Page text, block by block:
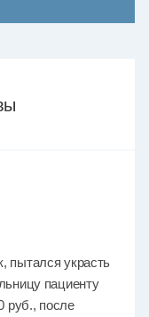
пытался украсть
пациенту
руб., после